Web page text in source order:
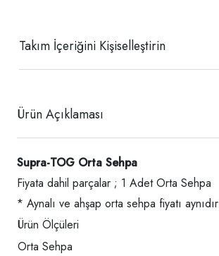
Takım İçeriğini Kişiselleştirin
Ürün Açıklaması
Supra-TOG Orta Sehpa
Fiyata dahil parçalar ; 1 Adet Orta Sehpa
* Aynalı ve ahşap orta sehpa fiyatı aynıdır
Ürün Ölçüleri
Orta Sehpa